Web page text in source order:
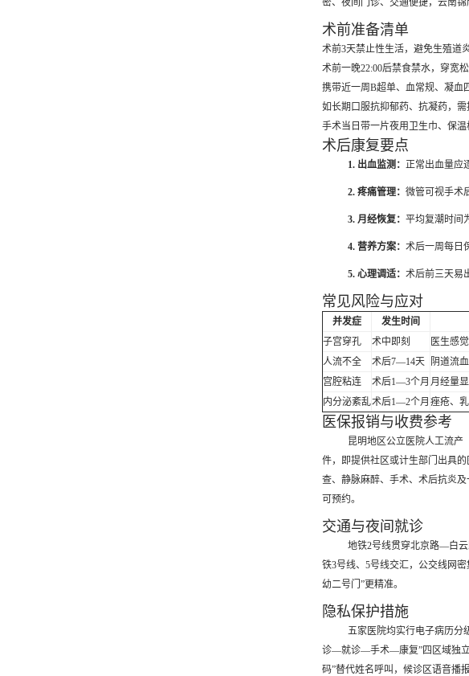
密、夜间门诊、交通便捷，云南
术前准备清单
术前3天禁止性生活，避免生殖道
术前一晚22:00后禁食禁水，穿宽
携带近一周B超单、血常规、凝血
如长期口服抗抑郁药、抗凝药，
手术当日带一片夜用卫生巾、保
术后康复要点
1. 出血监测： 正常出血量应
2. 疼痛管理： 微管可视手术
3. 月经恢复： 平均复潮时间
4. 营养方案： 术后一周每日
5. 心理调适： 术后前三天易
常见风险与应对
并发症 发生时间
子宫穿孔
术中即刻 医生感
人流不全
术后7—14天 阴道流
宫腔粘连
术后1—3个月 月经量
内分泌紊乱术后1—2个月 痤疮、
医保报销与收费参考
昆明地区公立医院人工流产
件，即提供社区或计生部门出具
查、静脉麻醉、手术、术后抗炎
可预约。
交通与夜间就诊
地铁2号线贯穿北京路—白云
铁3号线、5号线交汇，公交线网
幼二号门”更精准。
隐私保护措施
五家医院均实行电子病历分
诊—就诊—手术—康复”四区域独立
码”替代姓名呼叫，候诊区语音播